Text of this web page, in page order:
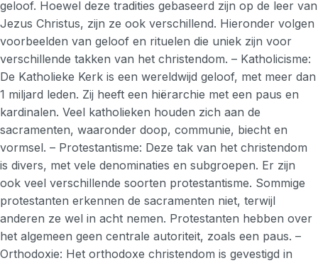
geloof. Hoewel deze tradities gebaseerd zijn op de leer van
Jezus Christus, zijn ze ook verschillend. Hieronder volgen
voorbeelden van geloof en rituelen die uniek zijn voor
verschillende takken van het christendom. – Katholicisme:
De Katholieke Kerk is een wereldwijd geloof, met meer dan
1 miljard leden. Zij heeft een hiërarchie met een paus en
kardinalen. Veel katholieken houden zich aan de
sacramenten, waaronder doop, communie, biecht en
vormsel. – Protestantisme: Deze tak van het christendom
is divers, met vele denominaties en subgroepen. Er zijn
ook veel verschillende soorten protestantisme. Sommige
protestanten erkennen de sacramenten niet, terwijl
anderen ze wel in acht nemen. Protestanten hebben over
het algemeen geen centrale autoriteit, zoals een paus. –
Orthodoxie: Het orthodoxe christendom is gevestigd in